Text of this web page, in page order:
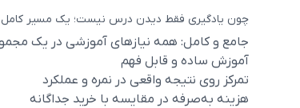
چون یادگیری فقط دیدن درس نیست؛ یک مسیر کامل
جامع و کامل: همه نیازهای آموزشی در یک
آموزش ساده و قابل فهم
تمرکز روی نتیجه واقعی در نمره و عملکرد
هزینه به‌صرفه در مقایسه با خرید جداگانه